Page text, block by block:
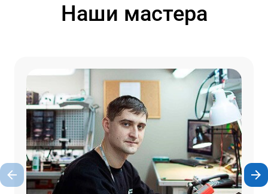
Наши мастера